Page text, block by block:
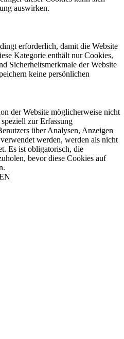
auswirken.
erforderlich, damit die Website
Kategorie enthält nur Cookies,
Sicherheitsmerkmale der Website
keine persönlichen
der Website möglicherweise nicht
zur Erfassung
über Analysen, Anzeigen
werden, werden als nicht
Es ist obligatorisch, die
bevor diese Cookies auf